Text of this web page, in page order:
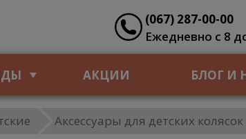
(067) 287-00-00
Ежедневно с 8
АКЦИИ БЛОГ И
Аксессуары для детских колясок